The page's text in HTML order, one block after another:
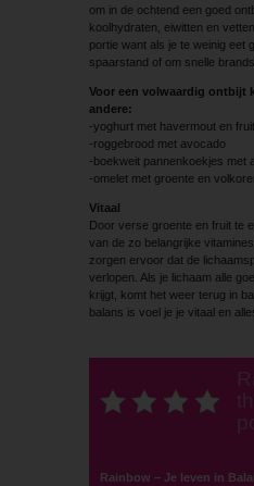
om in de ochtend een goed
kool­hydraten, eiwitten en
portie want als je te weinig eet
spaarstand of om snelle
Voor een volwaardig ontbijt
andere:
-yoghurt met havermout en fruit
-roggebrood met avocado
-boekweit pannenkoekjes met
-omelet met groente en
Vitaal
Door verse groente en fruit te
van de zo belangrijke
zorgen ervoor dat de
verlopen. Als je lichaam alle
krijgt, komt het weer terug in
balans is voel je je vitaal en
Rainbow – Je leven in